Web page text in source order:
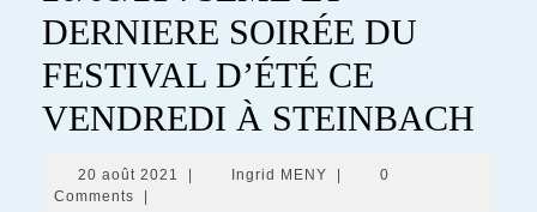
DERNIERE SOIRÉE DU
FESTIVAL D’ÉTÉ CE
VENDREDI À STEINBACH
20 août 2021 20
Ingrid MENY Ingrid
0
Comments